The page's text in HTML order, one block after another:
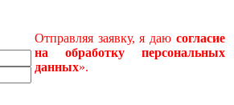
Отправляя заявку, я даю согласие
на
обработку
персональных
данных».